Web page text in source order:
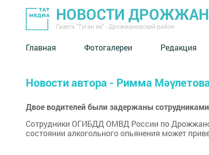
НОВОСТИ
Газета "Туган як" - Дрожжановский район
Главная Фотогалереи Редакция
Новости автора - Римма
Двое водителей были задержаны
Сотрудники ОГИБДД ОМВД России по
состоянии алкогольного опьянения может